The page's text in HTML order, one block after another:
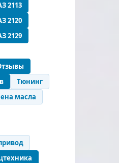
2113
2120
2129
Тюнинг
масла